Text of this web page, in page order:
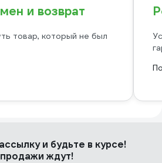
и возврат
товар, который не был
и будьте в курсе!
ждут!